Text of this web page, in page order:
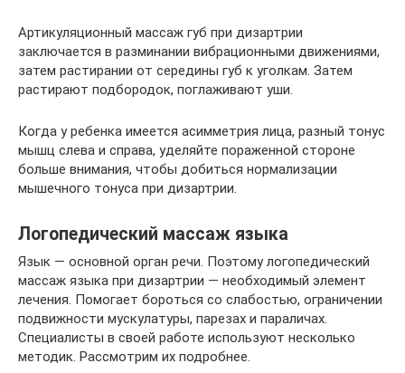
Артикуляционный массаж губ при дизартрии
заключается в разминании вибрационными движениями,
затем растирании от середины губ к уголкам. Затем
растирают подбородок, поглаживают уши.
Когда у ребенка имеется асимметрия лица, разный тонус
мышц слева и справа, уделяйте пораженной стороне
больше внимания, чтобы добиться нормализации
мышечного тонуса при дизартрии.
Логопедический массаж языка
Язык — основной орган речи. Поэтому логопедический
массаж языка при дизартрии — необходимый элемент
лечения. Помогает бороться со слабостью, ограничении
подвижности мускулатуры, парезах и параличах.
Специалисты в своей работе используют несколько
методик. Рассмотрим их подробнее.